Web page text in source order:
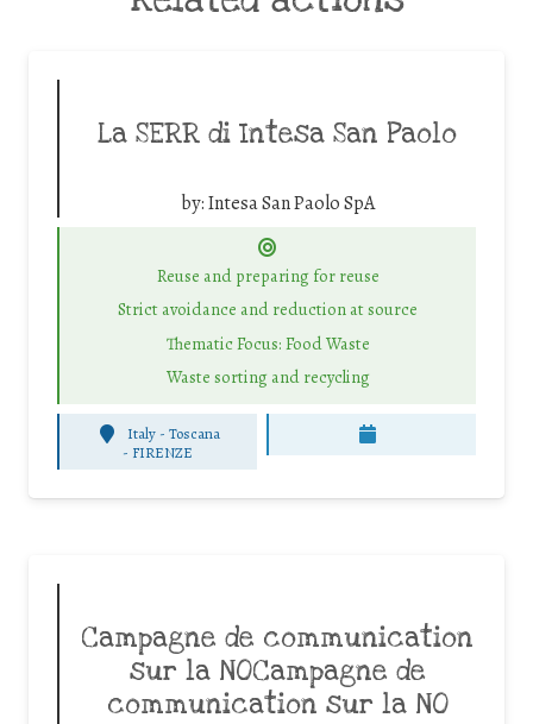
La SERR di Intesa San Paolo
by:Intesa San Paolo SpA
Reuse and preparing for reuse
Strict avoidance and reduction at source
Thematic Focus: Food Waste
Waste sorting and recycling
Italy - Toscana
- FIRENZE
Campagne de communication
sur la NOCampagne de
communication sur la NO